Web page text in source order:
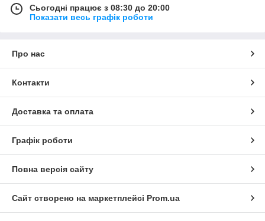
Сьогодні працює з 08:30 до 20:00
Показати весь графік роботи
Про нас
Контакти
Доставка та оплата
Графік роботи
Повна версія сайту
Сайт створено на маркетплейсі Prom.ua